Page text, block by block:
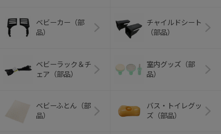
ベビーカー（部
品）
チャイルドシート
（部品）
ベビーラック＆チ
ェア（部品）
室内グッズ（部
品）
ベビーふとん（部
品）
バス・トイレグッ
ズ（部品）